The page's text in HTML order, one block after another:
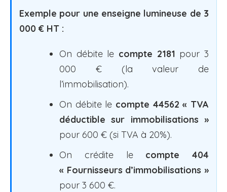
Exemple pour une enseigne lumineuse de 3
000 € HT :
On débite le compte 2181 pour 3
000 € (la valeur de
l’immobilisation).
On débite le compte 44562 « TVA
déductible sur immobilisations »
pour 600 € (si TVA à 20%).
On crédite le compte 404
« Fournisseurs d’immobilisations »
pour 3 600 €.